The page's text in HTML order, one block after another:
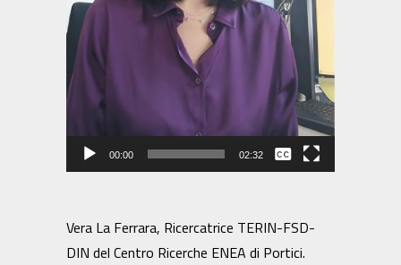
00:00 02:32Nessuna
Vera La Ferrara, Ricercatrice TERIN-FSD-
DIN del Centro Ricerche ENEA di Portici.